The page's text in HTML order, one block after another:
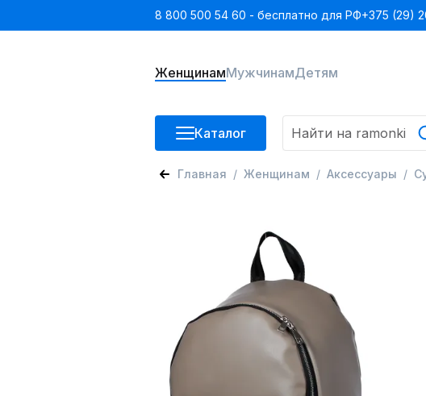
8 800 500 54 60 - бесплатно для РФ+375 (29)
ЖенщинамМужчинамДетям
Каталог
Главная Женщинам Аксессуары